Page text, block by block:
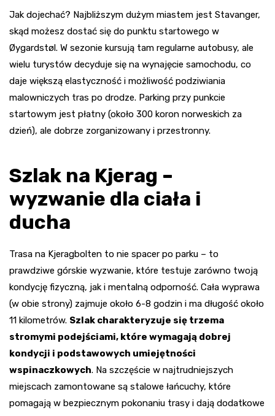
Jak dojechać? Najbliższym dużym miastem jest Stavanger,
skąd możesz dostać się do punktu startowego w
Øygardstøl. W sezonie kursują tam regularne autobusy, ale
wielu turystów decyduje się na wynajęcie samochodu, co
daje większą elastyczność i możliwość podziwiania
malowniczych tras po drodze. Parking przy punkcie
startowym jest płatny (około 300 koron norweskich za
dzień), ale dobrze zorganizowany i przestronny.
Szlak na Kjerag –
wyzwanie dla ciała i
ducha
Trasa na Kjeragbolten to nie spacer po parku – to
prawdziwe górskie wyzwanie, które testuje zarówno twoją
kondycję fizyczną, jak i mentalną odporność. Cała wyprawa
(w obie strony) zajmuje około 6-8 godzin i ma długość około
11 kilometrów. Szlak charakteryzuje się trzema
stromymi podejściami, które wymagają dobrej
kondycji i podstawowych umiejętności
wspinaczkowych. Na szczęście w najtrudniejszych
miejscach zamontowane są stalowe łańcuchy, które
pomagają w bezpiecznym pokonaniu trasy i dają dodatkowe